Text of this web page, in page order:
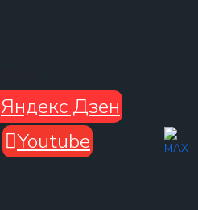
Яндекс Дзен
Youtube